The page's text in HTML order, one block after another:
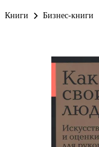
Книги Бизнес-книги